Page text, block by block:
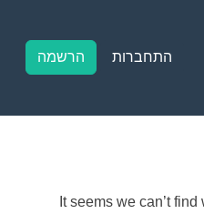
התחברות הרשמה
It seems we can’t